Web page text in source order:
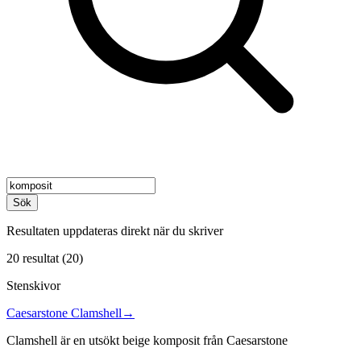
Sök
Resultaten uppdateras direkt när du skriver
20 resultat (20)
Stenskivor
Caesarstone Clamshell →
Clamshell är en utsökt beige komposit från Caesarstone